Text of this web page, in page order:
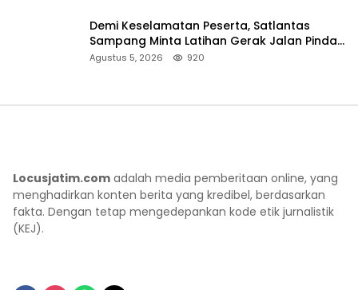
Demi Keselamatan Peserta, Satlantas
Sampang Minta Latihan Gerak Jalan Pindah
ke Lokasi Aman
Agustus 5, 2026 920
Locusjatim.com adalah media pemberitaan online, yang
menghadirkan konten berita yang kredibel, berdasarkan
fakta. Dengan tetap mengedepankan kode etik jurnalistik
(KEJ).